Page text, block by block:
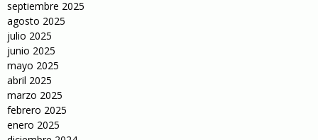
septiembre 2025
agosto 2025
julio 2025
junio 2025
mayo 2025
abril 2025
marzo 2025
febrero 2025
enero 2025